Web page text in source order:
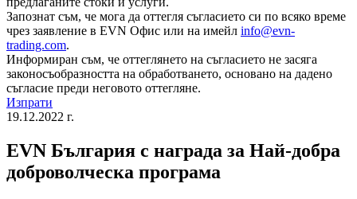
Запознат съм, че мога да оттегля съгласието си по всяко време
чрез заявление в EVN Офис или на имейл info@evn-
trading.com.
Информиран съм, че оттеглянето на съгласието не засяга
законосъобразността на обработването, основано на дадено
съгласие преди неговото оттегляне.
Изпрати
19.12.2022 г.
EVN България с награда за Най-добра
доброволческа програма